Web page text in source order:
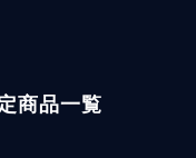
商品一覧